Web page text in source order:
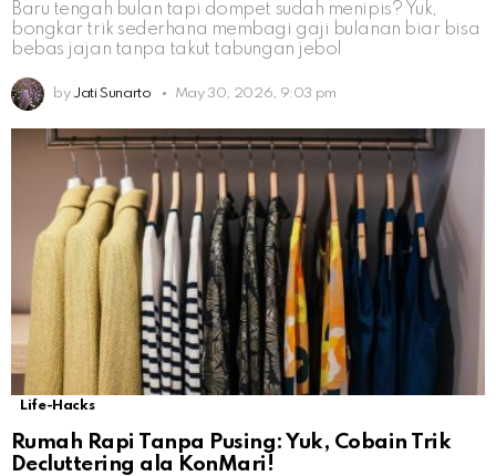
Baru tengah bulan tapi dompet sudah menipis? Yuk,
bongkar trik sederhana membagi gaji bulanan biar bisa
bebas jajan tanpa takut tabungan jebol
by Jati Sunarto May 30, 2026, 9:03 pm
Life-Hacks
Rumah Rapi Tanpa Pusing: Yuk, Cobain Trik
Decluttering ala KonMari!